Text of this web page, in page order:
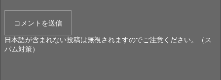
日本語が含まれない投稿は無視されますのでご注意ください。（ス
パム対策）